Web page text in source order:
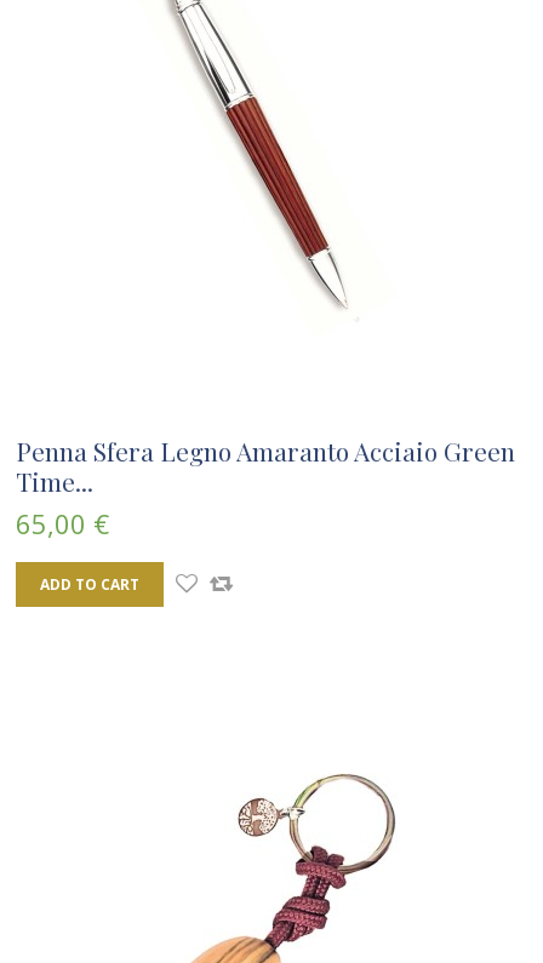
Penna Sfera Legno Amaranto Acciaio Green
Time...
65,00 €
ADD TO CART